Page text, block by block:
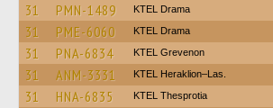
31 PMN-1489 KTEL Drama
31 PME-6060 KTEL Drama
31 PNA-6834 ΚΤΕL Grevenon
31 ANM-3331 KTEL Heraklion–Las.
31 HNA-6835 KTEL Thesprotia